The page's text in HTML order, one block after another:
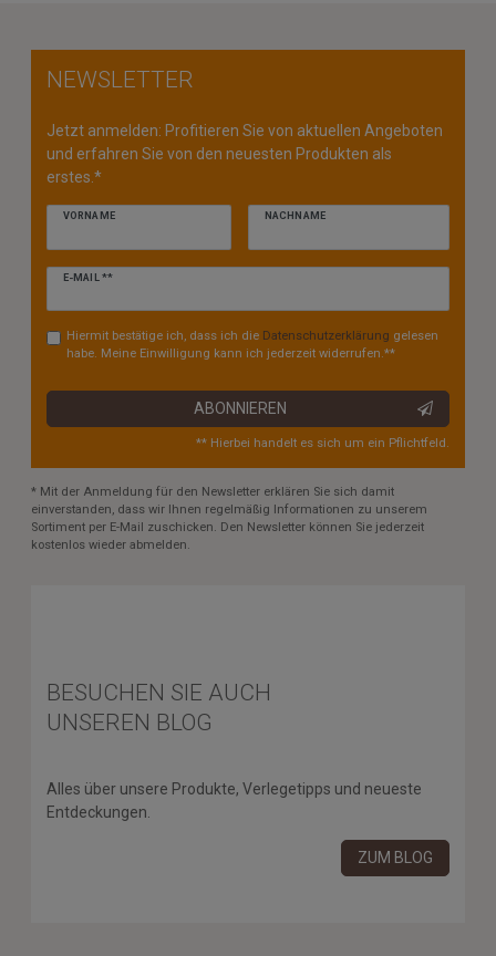
NEWSLETTER
Jetzt anmelden: Profitieren Sie von aktuellen Angeboten
und erfahren Sie von den neuesten Produkten als
erstes.*
VORNAME NACHNAME
E-MAIL **
Newsletter
Hiermit bestätige ich, dass ich die Daten­schutz­erklärung gelesen
habe. Meine Einwilligung kann ich jederzeit widerrufen.**
ABONNIEREN
** Hierbei handelt es sich um ein Pflichtfeld.
* Mit der Anmeldung für den Newsletter erklären Sie sich damit
einverstanden, dass wir Ihnen regelmäßig Informationen zu unserem
Sortiment per E-Mail zuschicken. Den Newsletter können Sie jederzeit
kostenlos wieder abmelden.
BESUCHEN SIE AUCH
UNSEREN BLOG
Alles über unsere Produkte, Verlegetipps und neueste
Entdeckungen.
ZUM BLOG